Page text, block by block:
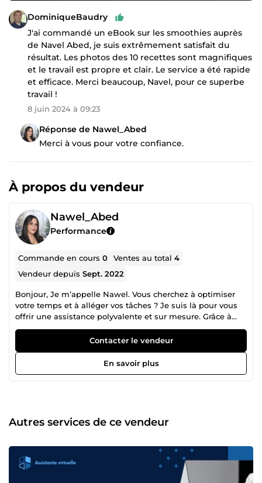
DominiqueBaudry
J'ai commandé un eBook sur les smoothies auprès
de Navel Abed, je suis extrêmement satisfait du
résultat. Les photos des 10 recettes sont magnifiques
et le travail est propre et clair. Le service a été rapide
et efficace. Merci beaucoup, Navel, pour ce superbe
travail !
8 juin 2024 à 09:23
Réponse de Nawel_Abed
Merci à vous pour votre confiance.
À propos du vendeur
Nawel_Abed
Performance
Commande en cours0 Ventes au total4
Vendeur depuisSept. 2022
Bonjour, Je m’appelle Nawel. Vous cherchez à optimiser
votre temps et à alléger vos tâches ? Je suis là pour vous
offrir une assistance polyvalente et sur mesure. Grâce à
une gamme variée de services, je m’adapte à vos besoins
pour vous permettre de vous concentrer sur l’essentiel.
Contactez-moi pour en savoir plus et découvrir comment
je peux contribuer à votre succès.
Contacter le vendeur
En savoir plus
Autres services de ce vendeur